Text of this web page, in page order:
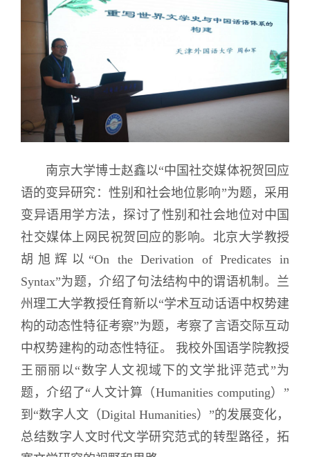
南京大学博士赵鑫以“中国社交媒体祝贺回应
语的变异研究：性别和社会地位影响”为题，采用
变异语用学方法，探讨了性别和社会地位对中国
社交媒体上网民祝贺回应的影响。北京大学教授
胡旭辉以“On the Derivation of Predicates in
Syntax”为题，介绍了句法结构中的谓语机制。兰
州理工大学教授任育新以“学术互动话语中权势建
构的动态性特征考察”为题，考察了 言语交际互动
中权势建构的动态性特征。 我校外国语学院教授
王丽丽以“数字人文视域下的文学批评范式”为
题，介绍了“人文计算（Humanities computing）”
到“数字人文（Digital Humanities）”的发展变化，
总结数字人文时代文学研究范式的转型路径，拓